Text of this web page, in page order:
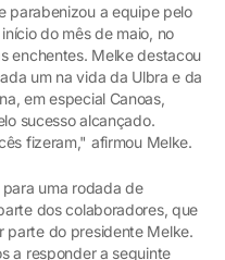
parabenizou a equipe pelo
do mês de maio, no
enchentes. Melke destacou
um na vida da Ulbra e da
em especial Canoas,
sucesso alcançado.
fizeram," afirmou Melke.
uma rodada de
dos colaboradores, que
parte do presidente Melke.
a responder a seguinte